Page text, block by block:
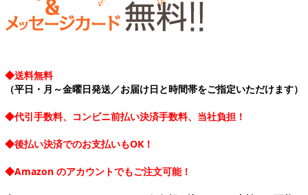
◆送料無料
（平日・月～金曜日発送／お届け日と時間帯をご指定いただけます）
◆代引手数料、コンビニ前払い決済手数料、当社負担！
◆後払い決済でのお支払いもOK！
◆Amazon のアカウントでもご注文可能！